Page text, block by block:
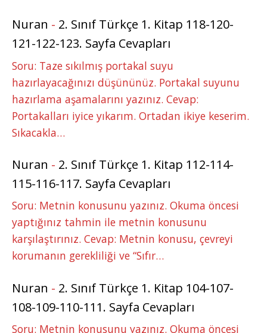
Nuran - 2. Sınıf Türkçe 1. Kitap 118-120-
121-122-123. Sayfa Cevapları
Soru: Taze sıkılmış portakal suyu
hazırlayacağınızı düşününüz. Portakal suyunu
hazırlama aşamalarını yazınız. Cevap:
Portakalları iyice yıkarım. Ortadan ikiye keserim.
Sıkacakla…
Nuran - 2. Sınıf Türkçe 1. Kitap 112-114-
115-116-117. Sayfa Cevapları
Soru: Metnin konusunu yazınız. Okuma öncesi
yaptığınız tahmin ile metnin konusunu
karşılaştırınız. Cevap: Metnin konusu, çevreyi
korumanın gerekliliği ve “Sıfır…
Nuran - 2. Sınıf Türkçe 1. Kitap 104-107-
108-109-110-111. Sayfa Cevapları
Soru: Metnin konusunu yazınız. Okuma öncesi